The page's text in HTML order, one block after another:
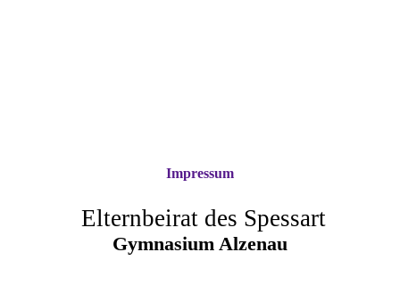
Elternbeirat des Spessart
Gymnasium Alzenau
Impressum